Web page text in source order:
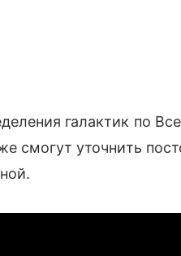
галактик по
смогут уточнить